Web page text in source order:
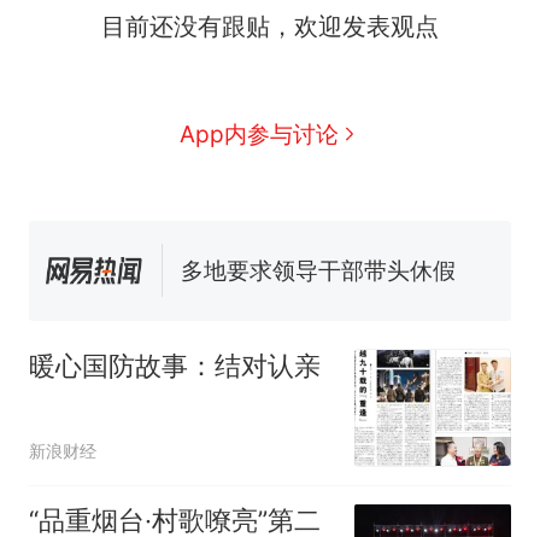
目前还没有跟贴，欢迎发表观点
App内参与讨论
协会回应
男子上山采菌偶然发现鸡枞菌
回大海 目击者直呼震惊 （视频
来源：参考消息）
笔试第一被第二名传话劝弃考
热
制裁瓜子饺子，美国怕什
暖心国防故事：结对认亲
新浪财经
“品重烟台·村歌嘹亮”第二